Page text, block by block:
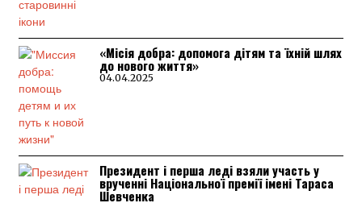
«Місія добра: допомога дітям та їхній шлях
до нового життя»
04.04.2025
Президент і перша леді взяли участь у
врученні Національної премії імені Тараса
Шевченка